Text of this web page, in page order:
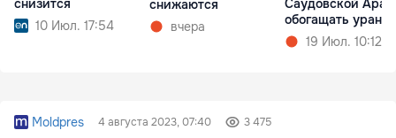
снизится
10 Июл. 17:54
снижаются
вчера
Саудовской
обогащать уран
19 Июл. 10:12
Moldpres 4 августа 2023, 07:40 3 475